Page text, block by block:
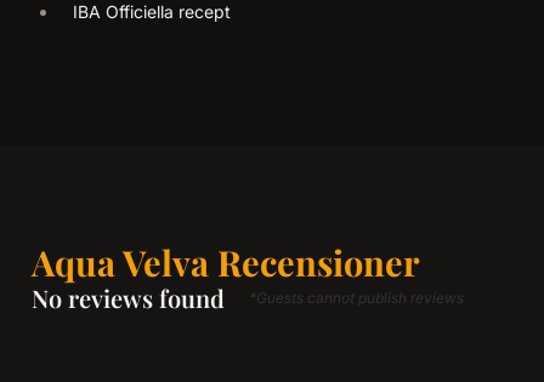
IBA Officiella recept
Aqua Velva Recensioner
No reviews found *Guests cannot publish reviews